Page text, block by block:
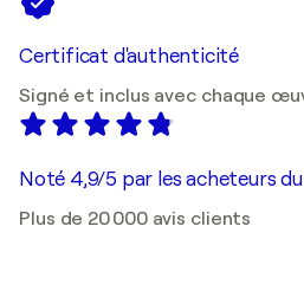
Certificat d'authenticité
Signé et inclus avec chaque
Noté 4,9/5 par les acheteurs
Plus de 20 000 avis clients